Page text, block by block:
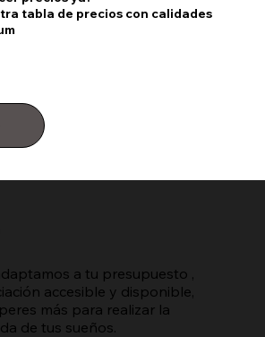
a tu presupuesto ,
accesible y disponible,
más para realizar la
de tus sueños.
tabla de precios con calidades